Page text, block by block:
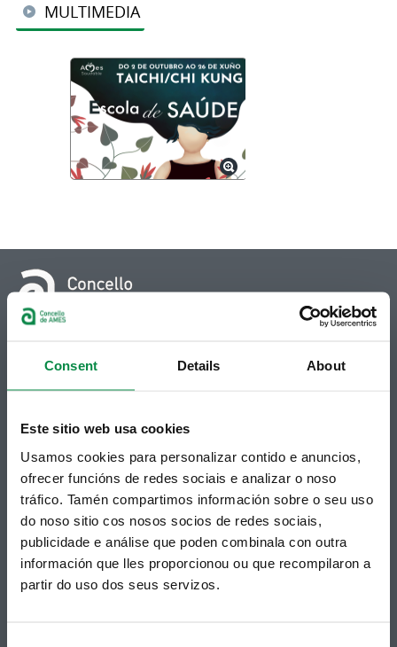
Consent Details About
Este sitio web usa cookies
Usamos cookies para personalizar contido e anuncios,
ofrecer funcións de redes sociais e analizar o noso
tráfico. Tamén compartimos información sobre o seu uso
do noso sitio cos nosos socios de redes sociais,
publicidade e análise que poden combinala con outra
información que lles proporcionou ou que recompilaron a
partir do uso dos seus servizos.
MULTIMEDIA
Praza do Concello, 2 |15220
Suscripción boletines
Puedes recibir la información publicada en la web
municipal en tu correo electrónico mediante una
suscripción al boletín de novedades.Enlace.